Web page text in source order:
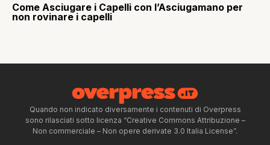
Come Asciugare i Capelli con l’Asciugamano per
non rovinare i capelli
Quando non indicato diversamente i contenuti di Overpress
sono rilasciati sotto licenza “Creative Commons Attribuzione –
Non commerciale – Non opere derivate 3.0 Italia License”.